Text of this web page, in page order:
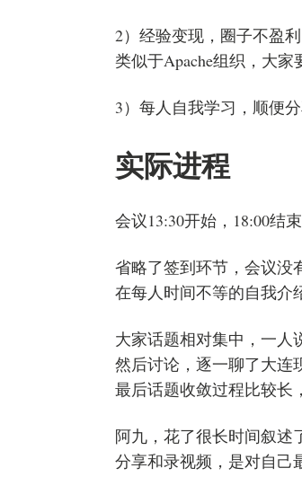
2）经验变现，圈子不盈
类似于Apache组织，大家
3）每人自我学习，顺便
实际进程
会议13:30开始，18:00结束
省略了签到环节，会议没
在每人时间不等的自我介
大家话题相对集中，一人
然后讨论，逐一聊了大连
最后话题收敛过程比较长
阿九，花了很长时间叙述
分享和录视频，是对自己